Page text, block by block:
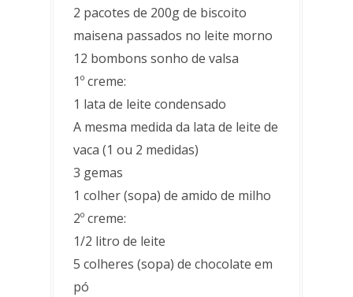
2 pacotes de 200g de biscoito
maisena passados no leite morno
12 bombons sonho de valsa
1º creme:
1 lata de leite condensado
A mesma medida da lata de leite de
vaca (1 ou 2 medidas)
3 gemas
1 colher (sopa) de amido de milho
2º creme:
1/2 litro de leite
5 colheres (sopa) de chocolate em
pó